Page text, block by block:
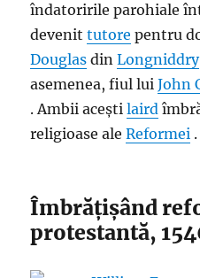
îndatoririle parohiale
devenittutore pentru
Douglas dinLongniddry
asemenea, fiul luiJohn
. Ambii aceștilaird
religioase aleReformei
Îmbrățișând
protestantă,